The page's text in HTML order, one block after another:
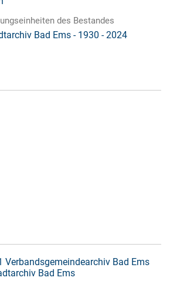
des Bestandes
Bad Ems - 1930 - 2024
Verbandsgemeindearchiv Bad Ems
Bad Ems